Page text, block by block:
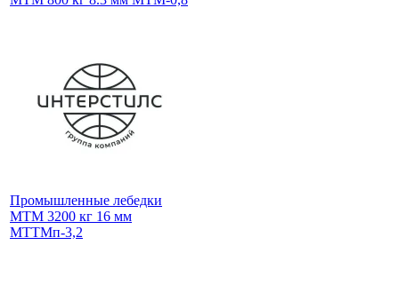
Промышленные лебедки
МТМ 3200 кг 16 мм
МТТМп-3,2